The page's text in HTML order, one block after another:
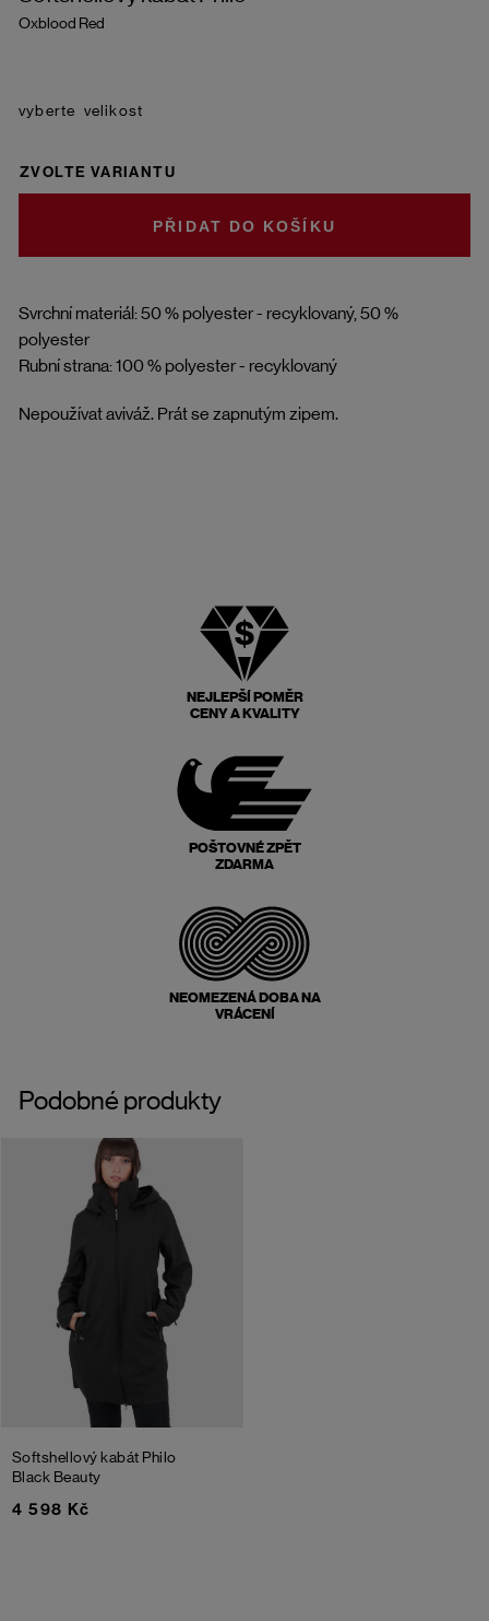
Oxblood Red
Svrchní materiál: 50 % polyester - recyklovaný, 50 %
polyester
Rubní strana: 100 % polyester - recyklovaný
Nepoužívat aviváž. Prát se zapnutým zipem.
velikost
ZVOLTE VARIANTU
DO KOŠÍKU
NEJLEPŠÍ POMĚR
CENY A KVALITY
POŠTOVNÉ ZPĚT
ZDARMA
NEOMEZENÁ DOBA NA
VRÁCENÍ
Podobné produkty
Softshellový kabát Philo
Black Beauty
4 598 Kč